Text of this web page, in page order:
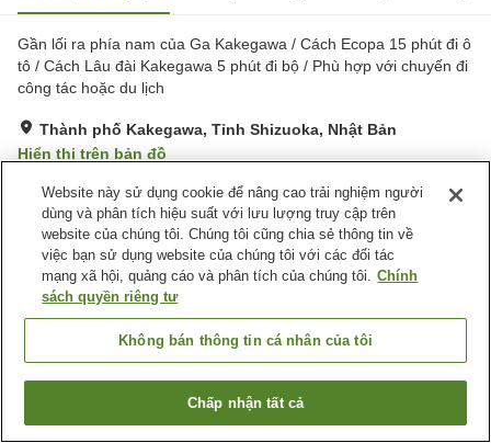
Gần lối ra phía nam của Ga Kakegawa / Cách Ecopa 15 phút đi ô
tô / Cách Lâu đài Kakegawa 5 phút đi bộ / Phù hợp với chuyến đi
công tác hoặc du lịch
Thành phố Kakegawa, Tỉnh Shizuoka, Nhật Bản
Hiển thị trên bản đồ
Tốt Đánh giá:301lượt
Tiện nghi chỗ nghỉ
Spa / Salon
Máy bán hàng tự động
Dịch Vụ Giặt Ủi
Trang chủ Nhật Bản Tỉnh Shizuoka
Thành phố Kakegawa
Kakegawa Station Hotel
Tìm phòng trống
Website này sử dụng cookie để nâng cao trải nghiệm người
dùng và phân tích hiệu suất với lưu lượng truy cập trên
website của chúng tôi. Chúng tôi cũng chia sẻ thông tin về
việc bạn sử dụng website của chúng tôi với các đối tác
mạng xã hội, quảng cáo và phân tích của chúng tôi. Chính
sách quyền riêng tư
Không bán thông tin cá nhân của tôi
Chấp nhận tất cả